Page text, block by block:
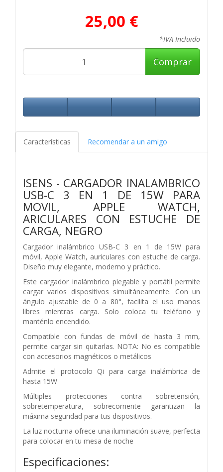
25,00 €
*IVA Incluido
Comprar
Características Recomendar a un amigo
ISENS - CARGADOR INALAMBRICO
USB-C 3 EN 1 DE 15W PARA
MOVIL, APPLE WATCH,
ARICULARES CON ESTUCHE DE
CARGA, NEGRO
Cargador inalámbrico USB-C 3 en 1 de 15W para
móvil, Apple Watch, auriculares con estuche de carga.
Diseño muy elegante, moderno y práctico.
Este cargador inalámbrico plegable y portátil permite
cargar varios dispositivos simultáneamente. Con un
ángulo ajustable de 0 a 80°, facilita el uso manos
libres mientras carga. Solo coloca tu teléfono y
manténlo encendido.
Compatible con fundas de móvil de hasta 3 mm,
permite cargar sin quitarlas. NOTA: No es compatible
con accesorios magnéticos o metálicos
Admite el protocolo Qi para carga inalámbrica de
hasta 15W
Múltiples protecciones contra sobretensión,
sobretemperatura, sobrecorriente garantizan la
máxima seguridad para tus dispositivos.
La luz nocturna ofrece una iluminación suave, perfecta
para colocar en tu mesa de noche
Especificaciones: